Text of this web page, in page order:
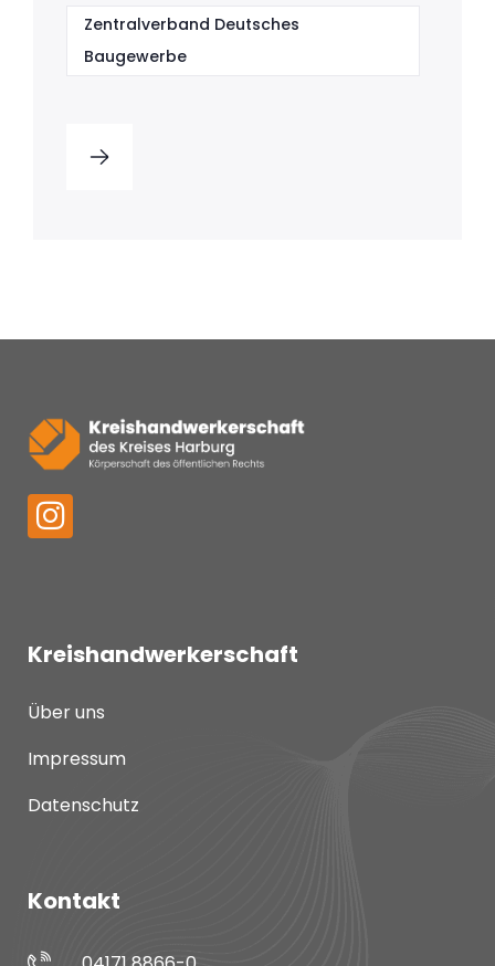
Zentralverband Deutsches
Baugewerbe
Kreishandwerkerschaft
Über uns
Impressum
Datenschutz
Kontakt